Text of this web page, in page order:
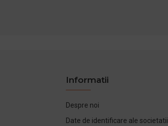
Informatii
Despre noi
Date de identificare ale societatii